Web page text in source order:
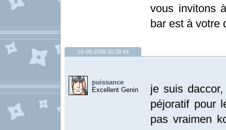
vous invitons
bar est à votre
01-09-2008 20:28:44
puissance
Excellent Genin
je suis
péjoratif pour
pas vraimen